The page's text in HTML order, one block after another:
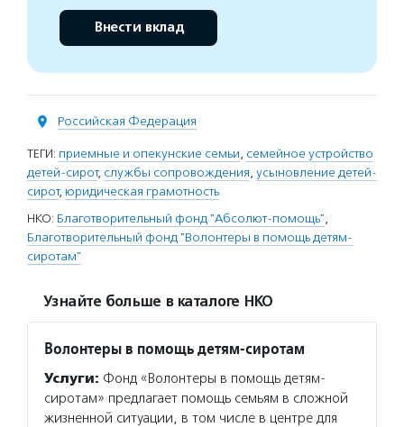
Внести вклад
Российская Федерация
ТЕГИ: приемные и опекунские семьи, семейное устройство
детей-сирот, службы сопровождения, усыновление детей-
сирот, юридическая грамотность
НКО: Благотворительный фонд "Абсолют-помощь",
Благотворительный фонд "Волонтеры в помощь детям-
сиротам"
Узнайте больше в каталоге НКО
Волонтеры в помощь детям-сиротам
Услуги: Фонд «Волонтеры в помощь детям-
сиротам» предлагает помощь семьям в сложной
жизненной ситуации, в том числе в центре для